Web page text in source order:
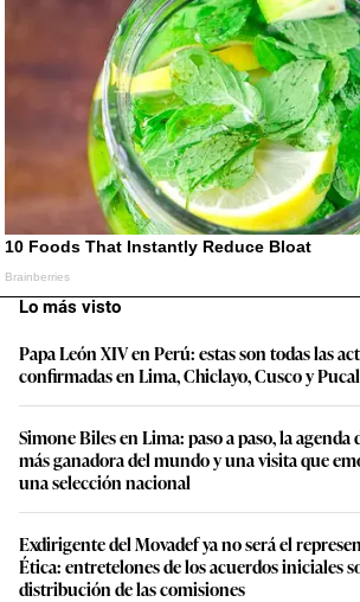
Lo más visto
Papa León XIV en Perú: estas son todas las
confirmadas en Lima, Chiclayo, Cusco y
Simone Biles en Lima: paso a paso, la agenda
más ganadora del mundo y una visita que
una selección nacional
Exdirigente del Movadef ya no será el
Ética: entretelones de los acuerdos iniciales
distribución de las comisiones